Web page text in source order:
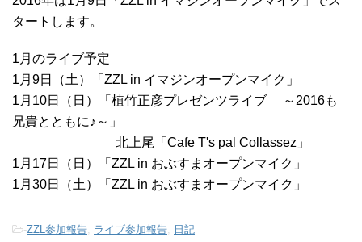
タートします。
1月のライブ予定
1月9日（土）「ZZL in イマジンオープンマイク」
1月10日（日）「植竹正彦プレゼンツライブ ～2016も
兄貴とともに♪～」
北上尾「Cafe T's pal Collassez」
1月17日（日）「ZZL in おぶすまオープンマイク」
1月30日（土）「ZZL in おぶすまオープンマイク」
-ZZL参加報告 ライブ参加報告 日記